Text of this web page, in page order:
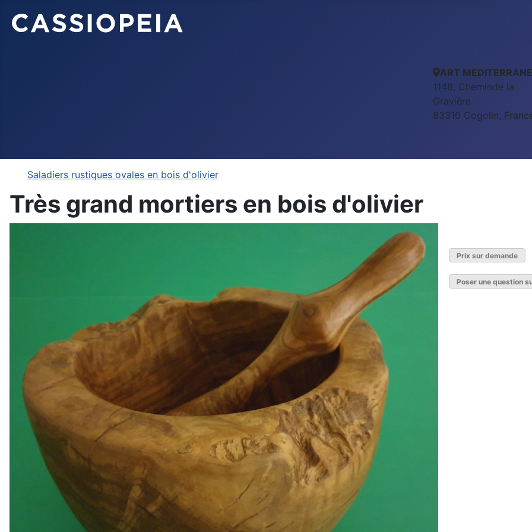
ART
1148, Cheminde la
Gravière
83310 Cogolin,
Saladiers rustiques ovales en bois d'olivier
Très grand mortiers en bois d'olivier
Prix sur demande
Poser une question